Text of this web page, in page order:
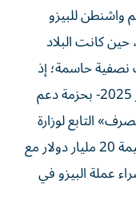
للبيزو
كانت البلاد
نصفية حاسمة؛ إذ
تدخلت إدارة ترامب -في سبتمبر وأكتوبر 2025- بحزمة دعم
التابع لوزارة
الخزانة لتوفير اتفاقية مقايضة عملات بقيمة 20 مليار دولار مع
عملة البيزو في